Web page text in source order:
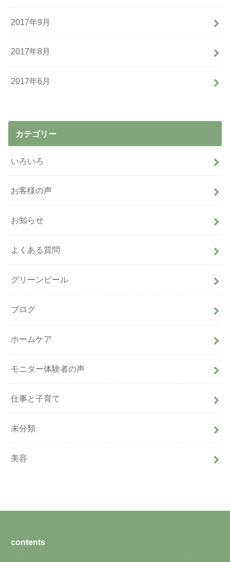
2017年9月
2017年8月
2017年6月
カテゴリー
いろいろ
お客様の声
お知らせ
よくある質問
グリーンピール
ブログ
ホームケア
モニター体験者の声
仕事と子育て
未分類
美容
contents